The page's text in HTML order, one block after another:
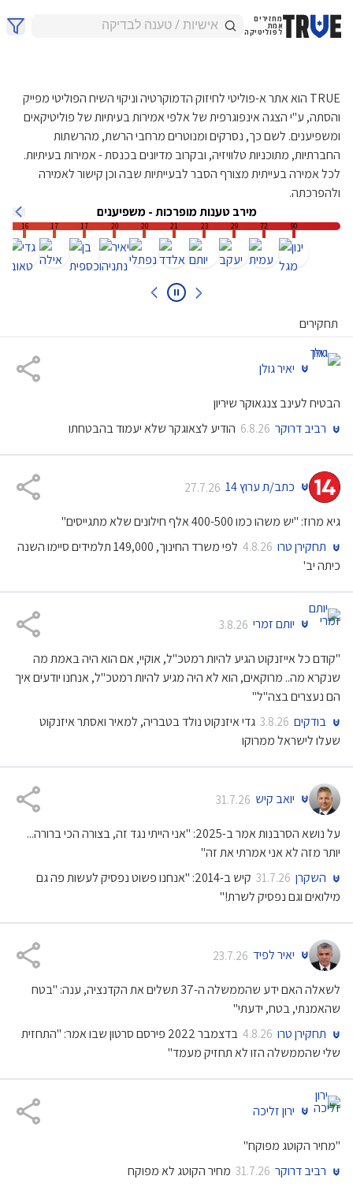
מחזירים
אמת
לפוליטיקה
TRUE הוא אתר א-פוליטי לחיזוק הדמוקרטיה וניקוי השיח הפוליטי מפייק
והסתה, ע"י הצגה אינפוגרפית של אלפי אמירות בעיתיות של פוליטיקאים
ומשפיענים. לשם כך, נסרקים ומנוטרים מרחבי הרשת, מהרשתות
החברתיות, מתוכניות טלוויזיה, ובקרוב מדיונים בכנסת - אמירות בעיתיות.
לכל אמירה בעייתית מצורף הסבר לבעייתיות שבה וכן קישור לאמירה
ולהפרכתה.
מירב מקרי ההסתה - משפיענים
2 2 3 3 3 4 5 5 7 10
תחקירים
יאיר גולן
הבטיח לעינב צנגאוקר שיריון
רביב דרוקר 6.8.26 הודיע לצאוגקר שלא יעמוד בהבטחתו
כתב/ת ערוץ 14 27.7.26
גיא מרוז: "יש משהו כמו 400-500 אלף חילונים שלא מתגייסים"
תחקירן טרו 4.8.26
לפי משרד החינוך, 149,000 תלמידים סיימו השנה
כיתה יב'
יותם זמרי 3.8.26
"קודם כל אייזנקוט הגיע להיות רמטכ"ל, אוקיי, אם הוא היה באמת מה
שנקרא מה.. מרוקאים, הוא לא היה מגיע להיות רמטכ"ל, אנחנו יודעים איך
הם נעצרים בצה"ל"
בודקים 3.8.26 גדי איזנקוט נולד בטבריה, למאיר ואסתר איזנקוט
שעלו לישראל ממרוקו
יואב קיש 31.7.26
על נושא הסרבנות אמר ב-2025: "אני הייתי נגד זה, בצורה הכי ברורה...
יותר מזה לא אני אמרתי את זה"
השקרן 31.7.26
קיש ב-2014: "אנחנו פשוט נפסיק לעשות פה גם
מילואים וגם נפסיק לשרת!"
יאיר לפיד 23.7.26
לשאלה האם ידע שהממשלה ה-37 תשלים את הקדנציה, ענה: "בטח
שהאמנתי, בטח, ידעתי"
תחקירן טרו 4.8.26
בדצמבר 2022 פירסם סרטון שבו אמר: "התחזית
שלי שהממשלה הזו לא תחזיק מעמד"
ירון זליכה
"מחיר הקוטג מפוקח"
רביב דרוקר 31.7.26 מחיר הקוטג לא מפוקח